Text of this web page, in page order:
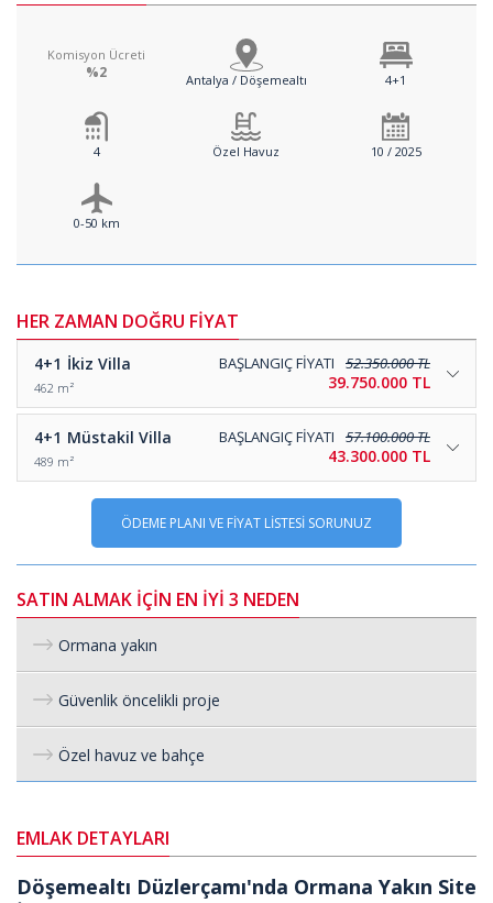
Komisyon Ücreti
%2 Antalya / Döşemealtı 4+1
4 Özel Havuz 10 / 2025
0-50 km
HER ZAMAN DOĞRU FİYAT
4+1 İkiz Villa
462 m²
BAŞLANGIÇ FİYATI 52.350.000 TL
39.750.000 TL
4+1 Müstakil Villa
489 m²
BAŞLANGIÇ FİYATI 57.100.000 TL
43.300.000 TL
ÖDEME PLANI VE FİYAT LİSTESİ SORUNUZ
SATIN ALMAK İÇİN EN İYİ 3 NEDEN
Ormana yakın
Güvenlik öncelikli proje
Özel havuz ve bahçe
EMLAK DETAYLARI
Döşemealtı Düzlerçamı'nda Ormana Yakın Site